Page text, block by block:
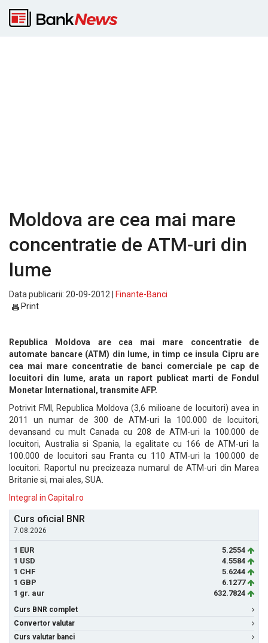
Moldova are cea mai mare
concentratie de ATM-uri din
lume
Data publicarii: 20-09-2012 |
Finante-Banci
Print
Republica Moldova are cea mai mare concentratie de
automate bancare (ATM) din lume, in timp ce insula Cipru are
cea mai mare concentratie de banci comerciale pe cap de
locuitori din lume, arata un raport publicat marti de Fondul
Monetar International, transmite AFP.
Potrivit FMI, Republica Moldova (3,6 milioane de locuitori) avea in
2011 un numar de 300 de ATM-uri la 100.000 de locuitori,
devansand cu mult Canada cu 208 de ATM-uri la 100.000 de
locuitori, Australia si Spania, la egalitate cu 166 de ATM-uri la
100.000 de locuitori sau Franta cu 110 ATM-uri la 100.000 de
locuitori. Raportul nu precizeaza numarul de ATM-uri din Marea
Britanie si, mai ales, SUA.
Integral in Capital.ro
Curs oficial BNR
7.08.2026
1 EUR
5.2554
1 USD
4.5584
1 CHF
5.6244
1 GBP
6.1277
1 gr. aur
632.7824
Curs BNR complet
Convertor valutar
Curs valutar banci